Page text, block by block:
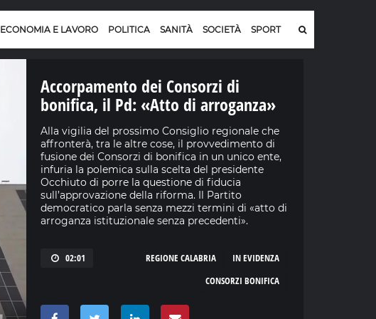
ECONOMIA E LAVORO POLITICA SANITÀ SOCIETÀ SPORT
Accorpamento dei Consorzi di
bonifica, il Pd: «Atto di arroganza»
Alla vigilia del prossimo Consiglio regionale che
affronterà, tra le altre cose, il provvedimento di
fusione dei Consorzi di bonifica in un unico ente,
infuria la polemica sulla scelta del presidente
Occhiuto di porre la questione di fiducia
sull’approvazione della riforma. Il Partito
democratico parla senza mezzi termini di «atto di
arroganza istituzionale senza precedenti».
02:01 IN EVIDENZA
REGIONE CALABRIA
CONSORZI BONIFICA